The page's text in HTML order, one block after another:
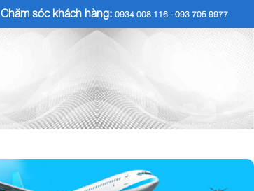
Chăm sóc khách hàng: 0934 008 116 - 093 705 9977